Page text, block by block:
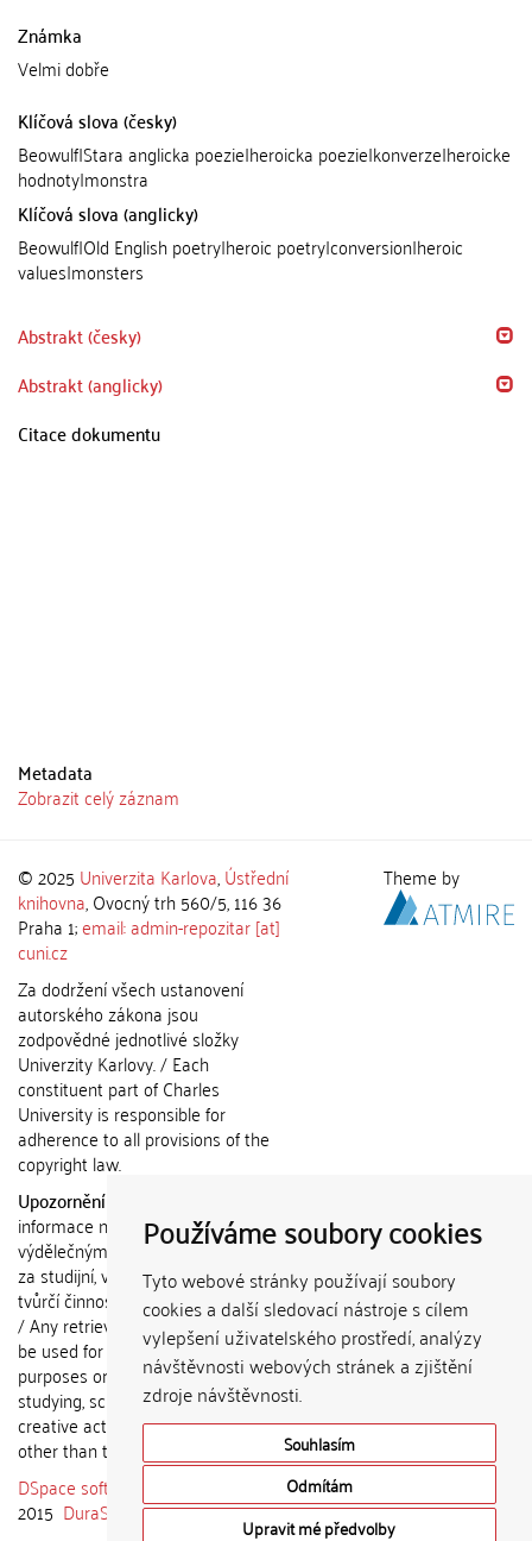
Používáme soubory cookies
Tyto webové stránky používají soubory
cookies a další sledovací nástroje s cílem
vylepšení uživatelského prostředí, analýzy
návštěvnosti webových stránek a zjištění
zdroje návštěvnosti.
Souhlasím
Odmítám
Upravit mé předvolby
Známka
Velmi dobře
Klíčová slova (česky)
Beowulf|Stara anglicka poezie|heroicka poezie|konverze|heroicke
hodnoty|monstra
Klíčová slova (anglicky)
Beowulf|Old English poetry|heroic poetry|conversion|heroic
values|monsters
Abstrakt (česky)
Abstrakt (anglicky)
Citace dokumentu
Metadata
Zobrazit celý záznam
© 2025 Univerzita Karlova,Ústřední
knihovna, Ovocný trh 560/5, 116 36
Praha 1;email: admin-repozitar [at]
cuni.cz
Za dodržení všech ustanovení
autorského zákona jsou
zodpovědné jednotlivé složky
Univerzity Karlovy. / Each
constituent part of Charles
University is responsible for
adherence to all provisions of the
copyright law.
Upozornění / Notice:
informace nemohou být použity k
výdělečným účelům nebo vydávány
za studijní, vědeckou nebo jinou
tvůrčí činnost jiné osoby než autora.
/ Any retrieved information shall not
be used for any commercial
purposes or claimed as results of
studying, scientific or any other
creative activities of any person
other than the author.
DSpace software
copyright © 2002-
2015 DuraSpace
Theme by